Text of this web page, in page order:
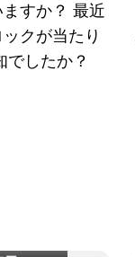
すか？ 最近
クが当たり
したか？